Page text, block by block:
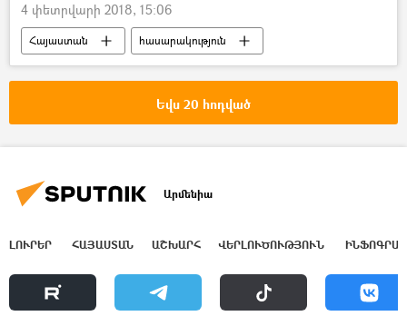
4 փետրվարի 2018, 15:06
Հայաստան հասարակություն
Եվս 20 հոդված
Արմենիա
ԼՈՒՐԵՐ ՀԱՅԱՍՏԱՆ ԱՇԽԱՐՀ ՎԵՐԼՈՒԾՈՒԹՅՈՒՆ